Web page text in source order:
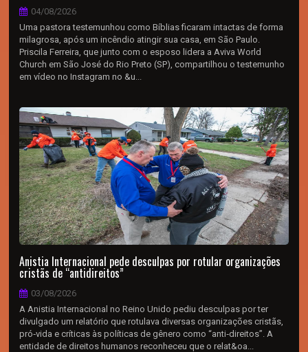
04/08/2026
Uma pastora testemunhou como Bíblias ficaram intactas de forma
milagrosa, após um incêndio atingir sua casa, em São Paulo.
Priscila Ferreira, que junto com o esposo lidera a Aviva World
Church em São José do Rio Preto (SP), compartilhou o testemunho
em vídeo no Instagram no &u...
Anistia Internacional pede desculpas por rotular organizações
cristãs de “antidireitos”
03/08/2026
A Anistia Internacional no Reino Unido pediu desculpas por ter
divulgado um relatório que rotulava diversas organizações cristãs,
pró‑vida e críticas às políticas de gênero como “anti‑direitos”. A
entidade de direitos humanos reconheceu que o relat&oa...